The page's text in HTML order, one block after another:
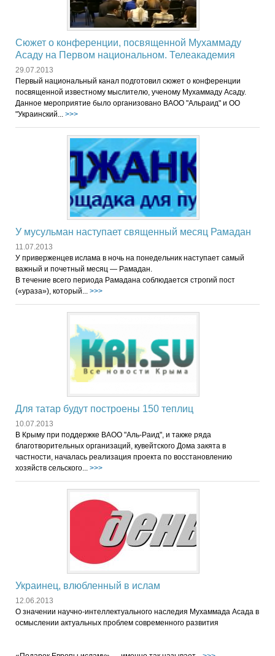
Сюжет о конференции, посвященной Мухаммаду
Асаду на Первом национальном. Телеакадемия
29.07.2013
Первый национальный канал подготовил сюжет о конференции
посвященной известному мыслителю, ученому Мухаммаду Асаду.
Данное мероприятие было организовано ВАОО "Альраид" и ОО
"Украинский... >>>
У мусульман наступает священный месяц Рамадан
11.07.2013
У приверженцев ислама в ночь на понедельник наступает самый
важный и почетный месяц — Рамадан.
В течение всего периода Рамадана соблюдается строгий пост
(«ураза»), который... >>>
Для татар будут построены 150 теплиц
10.07.2013
В Крыму при поддержке ВАОО "Аль-Раид", и также ряда
благотворительных организаций, кувейтского Дома закята в
частности, началась реализация проекта по восстановлению
хозяйств сельского... >>>
Украинец, влюбленный в ислам
12.06.2013
О значении научно-интеллектуального наследия Мухаммада Асада в
осмыслении актуальных проблем современного развития